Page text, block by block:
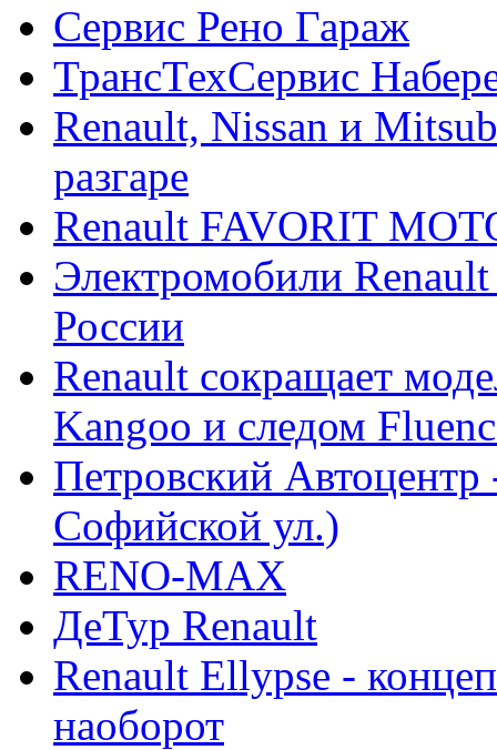
Сервис Рено Гараж
ТрансТехСервис
Renault, Nissan и
разгаре
Renault FAVORIT
Электромобили
России
Renault сокращает
Kangoo и следом
Петровский
Софийской ул.)
RENO-MAX
ДеТур Renault
Renault Ellypse -
наоборот